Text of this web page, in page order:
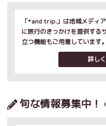
「*and trip.」は地域メディ
に旅行のきっかけを提供する
立つ機能もご用意しています。
詳し
旬な情報募集中！